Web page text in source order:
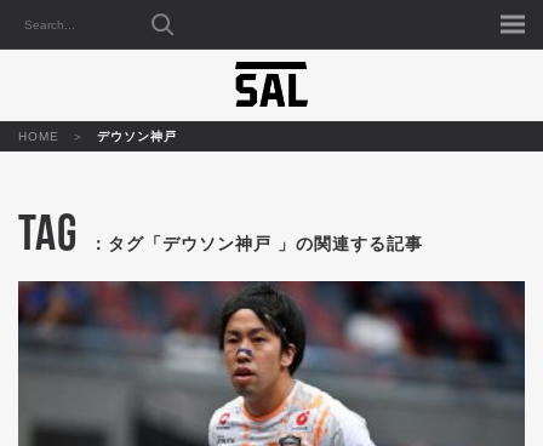
HOME デウソン神戸
TAG ：タグ「デウソン神戸 」の関連する記事